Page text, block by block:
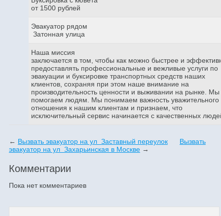
от 1500 рублей
Эвакуатор рядом
Затонная улица
Наша миссия
заключается в том, чтобы как можно быстрее и
предоставлять профессиональные и вежливые услуги по
эвакуации и буксировке транспортных средств наших
клиентов, сохраняя при этом наше внимание на
производительность ценности и выживании на рынке. Мы
помогаем людям. Мы понимаем важность уважительного
отношения к нашим клиентам и признаем, что
исключительный сервис начинается с качественных
← Вызвать эвакуатор на ул Заставный переулок
Вызвать
эвакуатор на ул Захарьинская в Москве →
Комментарии
Пока нет комментариев